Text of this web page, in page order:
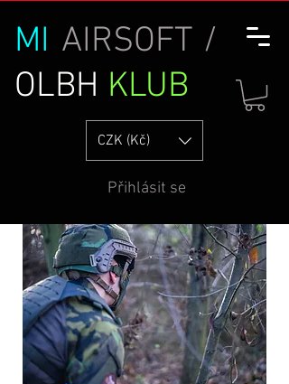
MI AIRSOFT /
OLBH KLUB
Přihlásit se
CZK (Kč)